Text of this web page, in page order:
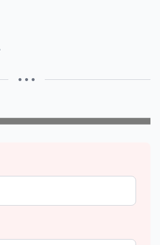
• • •